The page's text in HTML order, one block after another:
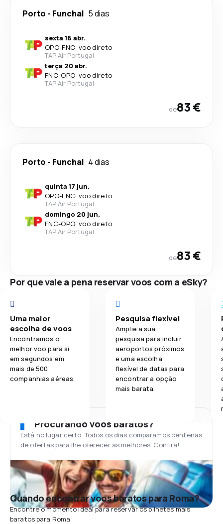
Porto - Funchal 5 dias
sexta 16 abr.
OPO-FNC· voo direto
TAP Air Portugal
terça 20 abr.
FNC-OPO· voo direto
TAP Air Portugal
de83 €
Porto - Funchal 4 dias
quinta 17 jun.
OPO-FNC· voo direto
TAP Air Portugal
domingo 20 jun.
FNC-OPO· voo direto
TAP Air Portugal
de83 €
Por que vale a pena reservar voos com a eSky?
Uma maior
escolha de voos
Encontramos o
melhor voo para si
em segundos em
mais de 500
companhias aéreas.
Pesquisa flexível
Amplie a sua
pesquisa para incluir
aeroportos próximos
e uma escolha
flexível de datas para
encontrar a opção
mais barata.
Procurando voos baratos?
Está no lugar certo. Todos os dias comparamos centenas
de ofertas para lhe oferecer as melhores. Confira!
Quando encontrar voos baratos para Roma?
Encontre o momento ideal para reservar os bilhetes mais
baratos para Roma